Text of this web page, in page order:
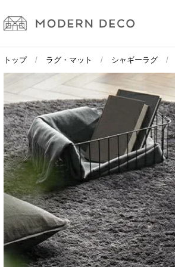
トップ ラグ・マット シャギーラグ